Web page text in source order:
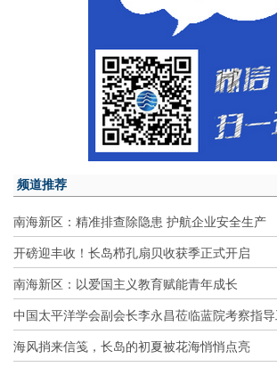
频道推荐
南海新区：精准排查除隐患 护航企业安全生产
开磅迎丰收！长岛栉孔扇贝收获季正式开启
南海新区：以爱国主义教育赋能青年成长
中国太平洋学会副会长李永昌莅临蓝院考察指
海风捎来信笺，长岛的初夏被花海悄悄点亮